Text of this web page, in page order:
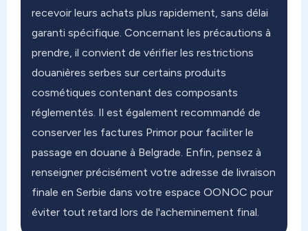
recevoir leurs achats plus rapidement, sans délai
garanti spécifique. Concernant les précautions à
prendre, il convient de vérifier les restrictions
douanières serbes sur certains produits
cosmétiques contenant des composants
réglementés. Il est également recommandé de
conserver les factures Primor pour faciliter le
passage en douane à Belgrade. Enfin, pensez à
renseigner précisément votre adresse de livraison
finale en Serbie dans votre espace OONOC pour
éviter tout retard lors de l'acheminement final.